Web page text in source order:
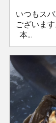
いつもス
ございま
本...